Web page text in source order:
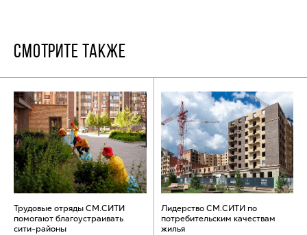
СМОТРИТЕ ТАКЖЕ
Трудовые отряды СМ.СИТИ
помогают благоустраивать
сити-районы
Лидерство СМ.СИТИ по
потребительским качествам
жилья